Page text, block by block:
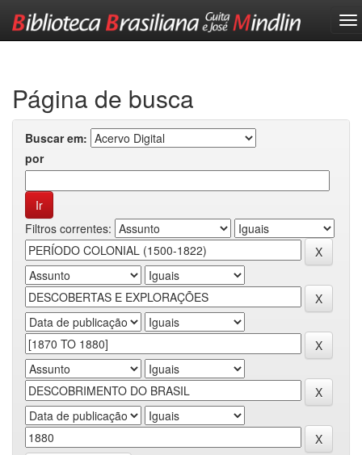
Página de busca
Buscar em:
por
Filtros correntes: